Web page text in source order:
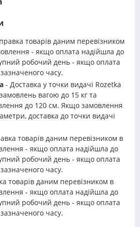
товарів даним перевізником
- якщо оплата надійшла до
робочий день - якщо оплата
часу.
- Доставка у точки видачі Rozetka
вагою до 15 кг та
до 120 см. Якщо замовлення
доставка до точки видачі
товарів даним перевізником в
- якщо оплата надійшла до
робочий день - якщо оплата
часу.
товарів даним перевізником в
- якщо оплата надійшла до
робочий день - якщо оплата
часу.